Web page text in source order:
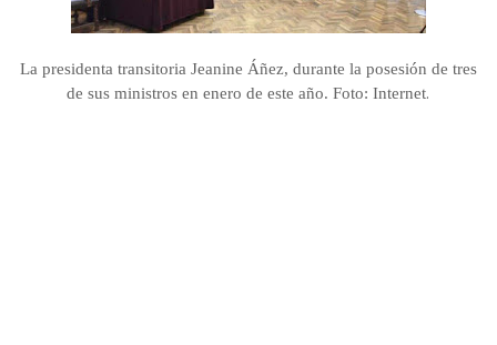
La presidenta transitoria Jeanine Áñez, durante la posesión de tres
de sus ministros en enero de este año. Foto: Internet.